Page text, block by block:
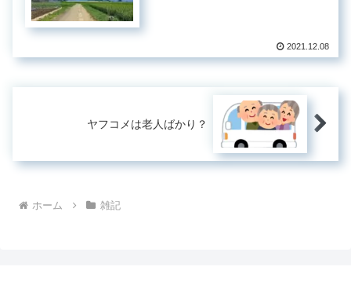
2021.12.08
ヤフコメは老人ばかり？
ホーム 雑記